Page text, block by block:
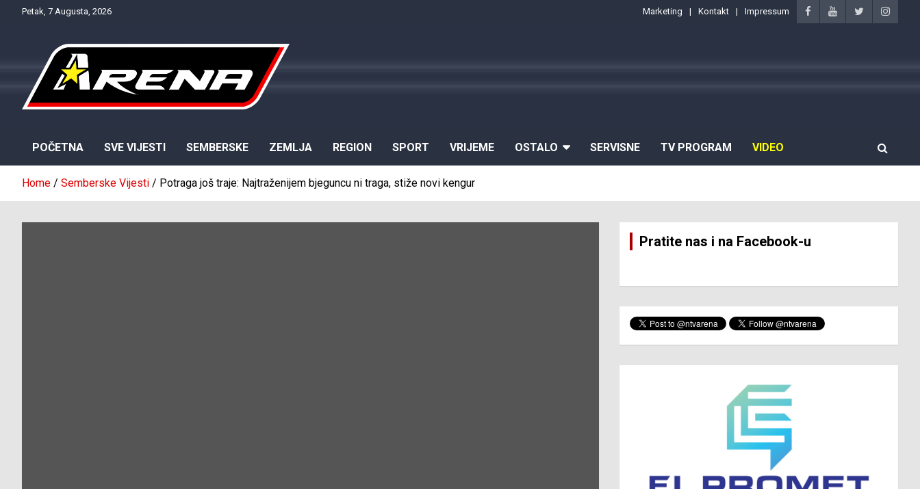
Petak, 7 Augusta, 2026 Marketing Kontakt Impressum
POČETNA SVE VIJESTI SEMBERSKE ZEMLJA REGION SPORT VRIJEME OSTALO SERVISNE TV PROGRAM VIDEO
Home Semberske Vijesti Potraga još traje: Najtraženijem bjeguncu ni traga, stiže novi kengur
Pratite nas i na Facebook-u